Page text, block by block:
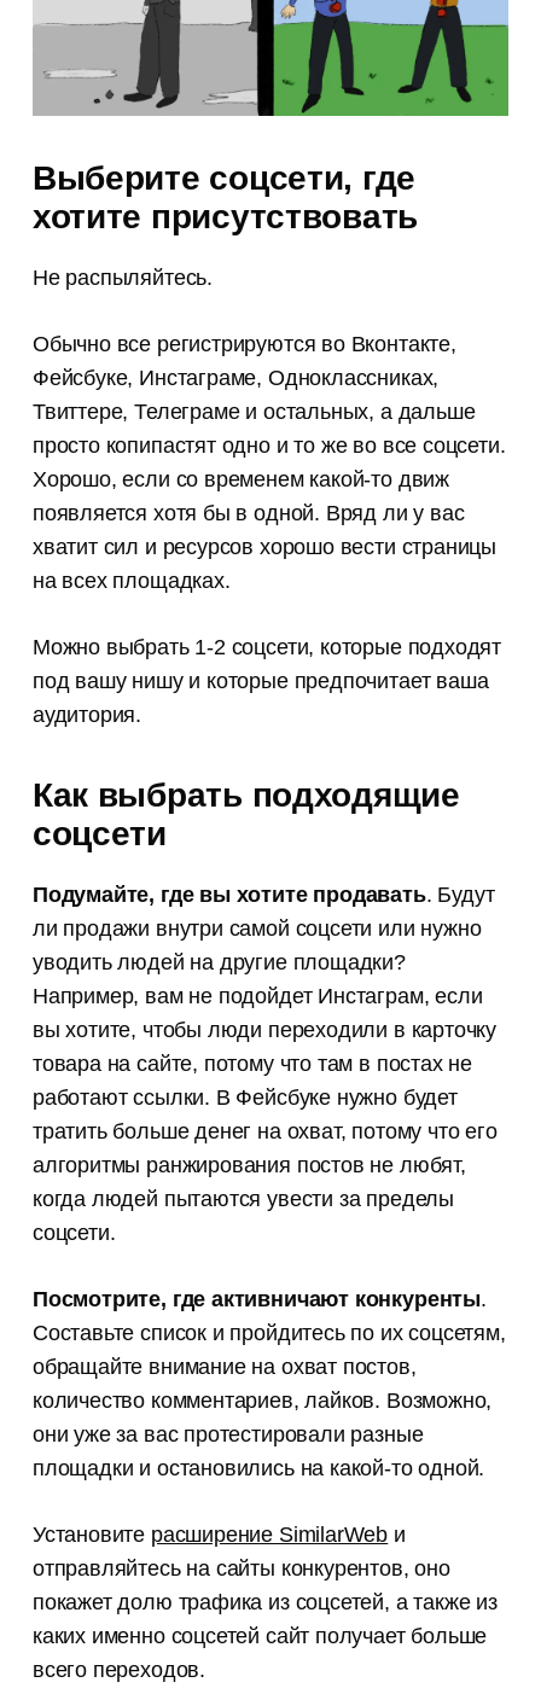
Выберите соцсети, где
хотите присутствовать
Не распыляйтесь.
Обычно все регистрируются во Вконтакте,
Фейсбуке, Инстаграме, Одноклассниках,
Твиттере, Телеграме и остальных, а дальше
просто копипастят одно и то же во все соцсети.
Хорошо, если со временем какой-то движ
появляется хотя бы в одной. Вряд ли у вас
хватит сил и ресурсов хорошо вести страницы
на всех площадках.
Можно выбрать 1-2 соцсети, которые подходят
под вашу нишу и которые предпочитает ваша
аудитория.
Как выбрать подходящие
соцсети
Подумайте, где вы хотите продавать. Будут
ли продажи внутри самой соцсети или нужно
уводить людей на другие площадки?
Например, вам не подойдет Инстаграм, если
вы хотите, чтобы люди переходили в карточку
товара на сайте, потому что там в постах не
работают ссылки. В Фейсбуке нужно будет
тратить больше денег на охват, потому что его
алгоритмы ранжирования постов не любят,
когда людей пытаются увести за пределы
соцсети.
Посмотрите, где активничают конкуренты.
Составьте список и пройдитесь по их соцсетям,
обращайте внимание на охват постов,
количество комментариев, лайков. Возможно,
они уже за вас протестировали разные
площадки и остановились на какой-то одной.
Установите расширение SimilarWeb и
отправляйтесь на сайты конкурентов, оно
покажет долю трафика из соцсетей, а также из
каких именно соцсетей сайт получает больше
всего переходов.